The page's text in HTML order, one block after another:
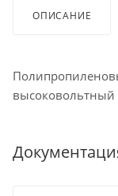
ОПИСАНИЕ
высоковольтный